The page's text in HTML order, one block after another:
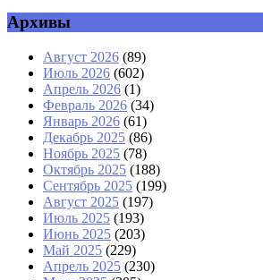
Архивы
Август 2026 (89)
Июль 2026 (602)
Апрель 2026 (1)
Февраль 2026 (34)
Январь 2026 (61)
Декабрь 2025 (86)
Ноябрь 2025 (78)
Октябрь 2025 (188)
Сентябрь 2025 (199)
Август 2025 (197)
Июль 2025 (193)
Июнь 2025 (203)
Май 2025 (229)
Апрель 2025 (230)